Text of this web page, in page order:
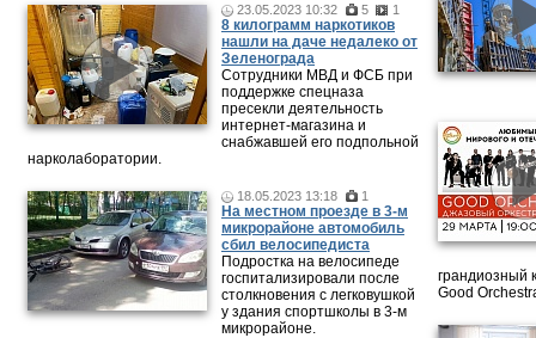
23.05.2023 10:32 5 1
8 килограмм наркотиков
нашли на даче недалеко от
Зеленограда
Сотрудники МВД и ФСБ при
поддержке спецназа
пресекли деятельность
интернет-магазина и
снабжавшей его подпольной
нарколаборатории.
18.05.2023 13:18 1
На местном проезде в 3-м
микрорайоне автомобиль
сбил велосипедиста
Подростка на велосипеде
госпитализировали после
столкновения с легковушкой
у здания спортшколы в 3-м
микрорайоне.
грандиозный
Good